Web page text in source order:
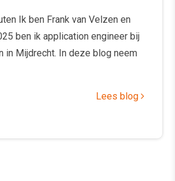
Ik ben Frank van Velzen en
ben ik application engineer bij
in Mijdrecht. In deze blog neem
Lees blog